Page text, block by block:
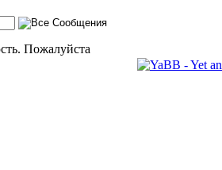
Пожалуйста